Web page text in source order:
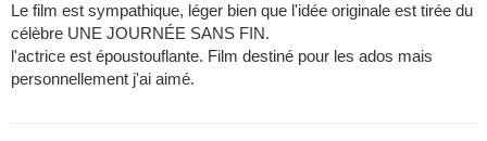
Le film est sympathique, léger bien que l'idée originale est tirée du
célèbre UNE JOURNÉE SANS FIN.
l'actrice est époustouflante. Film destiné pour les ados mais
personnellement j'ai aimé.